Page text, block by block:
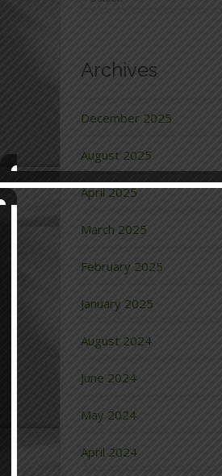
Archives
December 2025
August 2025
April 2025
March 2025
February 2025
January 2025
August 2024
June 2024
May 2024
April 2024